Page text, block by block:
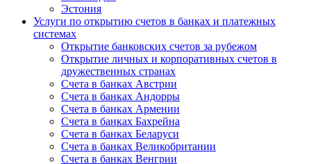
Эстония
Услуги по открытию счетов в банках и платежных
системах
Открытие банковских счетов за рубежом
Открытие личных и корпоративных счетов в
дружественных странах
Счета в банках Австрии
Счета в банках Андорры
Счета в банках Армении
Счета в банках Бахрейна
Счета в банках Беларуси
Счета в банках Великобритании
Счета в банках Венгрии